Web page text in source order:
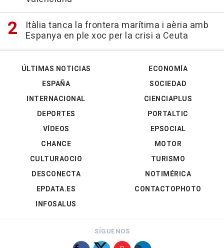
Itàlia tanca la frontera marítima i aèria amb
Espanya en ple xoc per la crisi a Ceuta
ÚLTIMAS NOTICIAS
ESPAÑA
INTERNACIONAL
DEPORTES
VÍDEOS
ECONOMÍA
SOCIEDAD
CIENCIAPLUS
PORTALTIC
EPSOCIAL
CHANCE
CULTURAOCIO
DESCONECTA
EPDATA.ES
INFOSALUS
MOTOR
TURISMO
NOTIMÉRICA
CONTACTOPHOTO
SÍGUENOS